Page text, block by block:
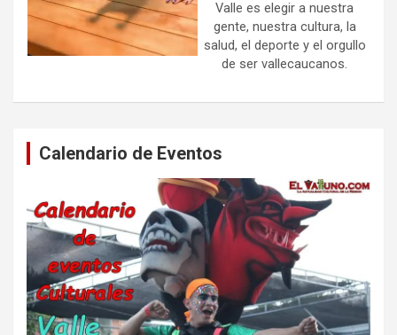
Valle es elegir a nuestra
gente, nuestra cultura, la
salud, el deporte y el orgullo
de ser vallecaucanos.
Calendario de Eventos